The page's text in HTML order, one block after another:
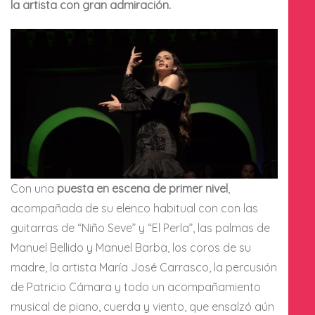
la artista con gran admiración.
Con una puesta en escena de primer nivel,
acompañada de su elenco habitual con con las
guitarras de “Niño Seve” y “El Perla”, las palmas de
Manuel Bellido y Manuel Barba, los coros de su
madre, la artista María José Carrasco, la percusión
de Patricio Cámara y todo un acompañamiento
musical de piano, cuerda y viento, que ensalzó aún